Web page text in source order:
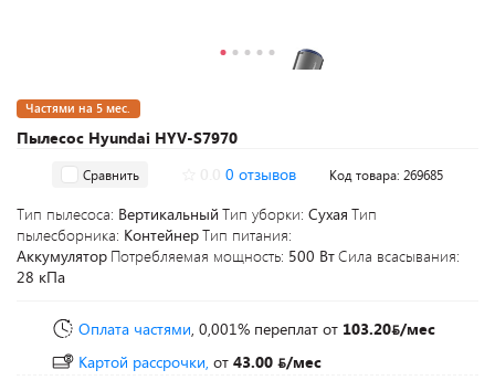
Пылесос Hyundai HYV-S7970
Частями на 5 мес.
Сравнить 0 отзывов Код товара: 269685
Тип пылесоса: Вертикальный Тип уборки: Сухая Тип
пылесборника: КонтейнерТип питания:
Аккумулятор Потребляемая мощность: 500 ВтСила всасывания:
28 кПа
Оплата частями, 0,001% переплат от 103.20 /мес
Картой рассрочки, от 43.00
/мес